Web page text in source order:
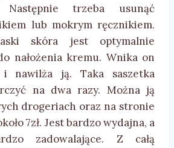
trzeba usunąć
lub mokrym ręcznikiem.
skóra jest optymalnie
nałożenia kremu. Wnika on
nawilża ją. Taka saszetka
na dwa razy. Można ją
drogeriach oraz na stronie
7zł. Jest bardzo wydajna, a
zadowalające. Z całą